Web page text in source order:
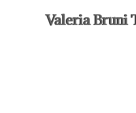
Valeria Bruni